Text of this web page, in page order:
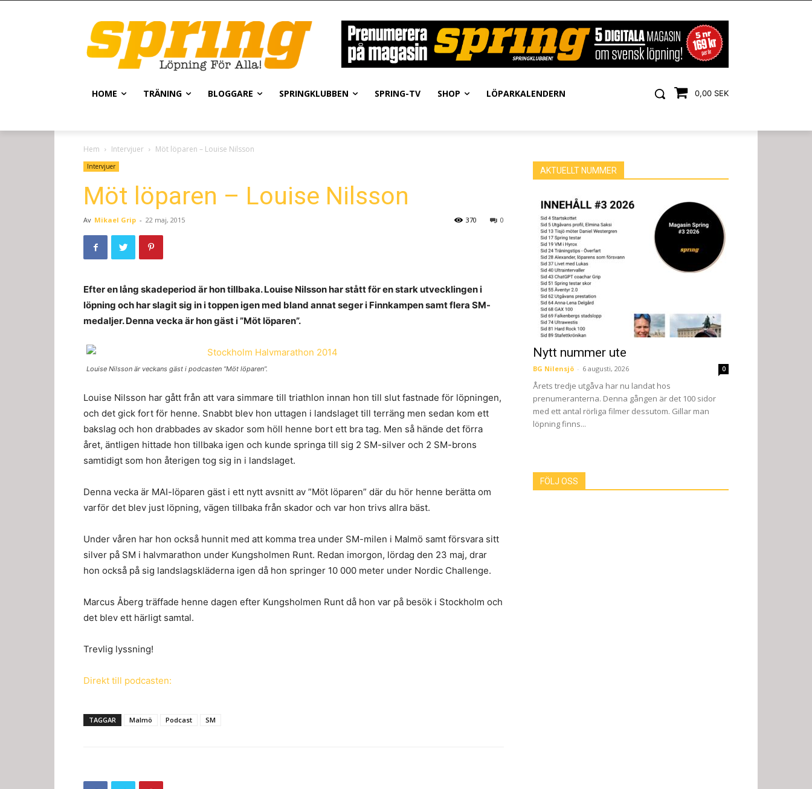
0,00 SEK
HOME TRÄNING BLOGGARE SPRINGKLUBBEN SPRING-TV SHOP LÖPARKALENDERN
Hem Intervjuer Möt löparen – Louise Nilsson
Intervjuer
Möt löparen – Louise Nilsson
Av Mikael Grip - 22 maj, 2015 0
370
Efter en lång skadeperiod är hon tillbaka. Louise Nilsson har stått för en stark utvecklingen i
löpning och har slagit sig in i toppen igen med bland annat seger i Finnkampen samt flera SM-
medaljer. Denna vecka är hon gäst i ”Möt löparen”.
Louise Nilsson är veckans gäst i podcasten ”Möt löparen”.
Louise Nilsson har gått från att vara simmare till triathlon innan hon till slut fastnade för löpningen,
och det gick fort för henne. Snabbt blev hon uttagen i landslaget till terräng men sedan kom ett
bakslag och hon drabbades av skador som höll henne bort ett bra tag. Men så hände det förra
året, äntligen hittade hon tillbaka igen och kunde springa till sig 2 SM-silver och 2 SM-brons
samtidigt som hon återigen tog sig in i landslaget.
Denna vecka är MAI-löparen gäst i ett nytt avsnitt av ”Möt löparen” där du hör henne berätta om
varför det blev just löpning, vägen tillbaka från skador och var hon trivs allra bäst.
Under våren har hon också hunnit med att komma trea under SM-milen i Malmö samt försvara sitt
silver på SM i halvmarathon under Kungsholmen Runt. Redan imorgon, lördag den 23 maj, drar
hon också på sig landslagskläderna igen då hon springer 10 000 meter under Nordic Challenge.
Marcus Åberg träffade henne dagen efter Kungsholmen Runt då hon var på besök i Stockholm och
det blev ett härligt samtal.
Trevlig lyssning!
Direkt till podcasten:
TAGGAR Malmö Podcast SM
AKTUELLT NUMMER
Nytt nummer ute
BG Nilensjö - 6 augusti, 2026 0
Årets tredje utgåva har nu landat hos
prenumeranterna. Denna gången är det 100 sidor
med ett antal rörliga filmer dessutom. Gillar man
löpning finns...
FÖLJ OSS